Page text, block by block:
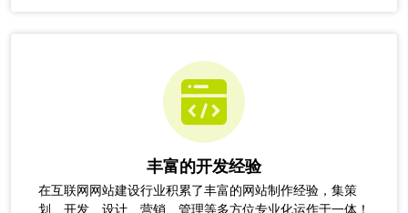
丰富的开发经验
在互联网网站建设行业积累了丰富的网站制作经验，集策
划、开发、设计、营销、管理等多方位专业化运作于一体！